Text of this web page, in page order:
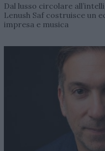
Dal lusso circolare
Lenush Saf costruisce un
impresa e musica